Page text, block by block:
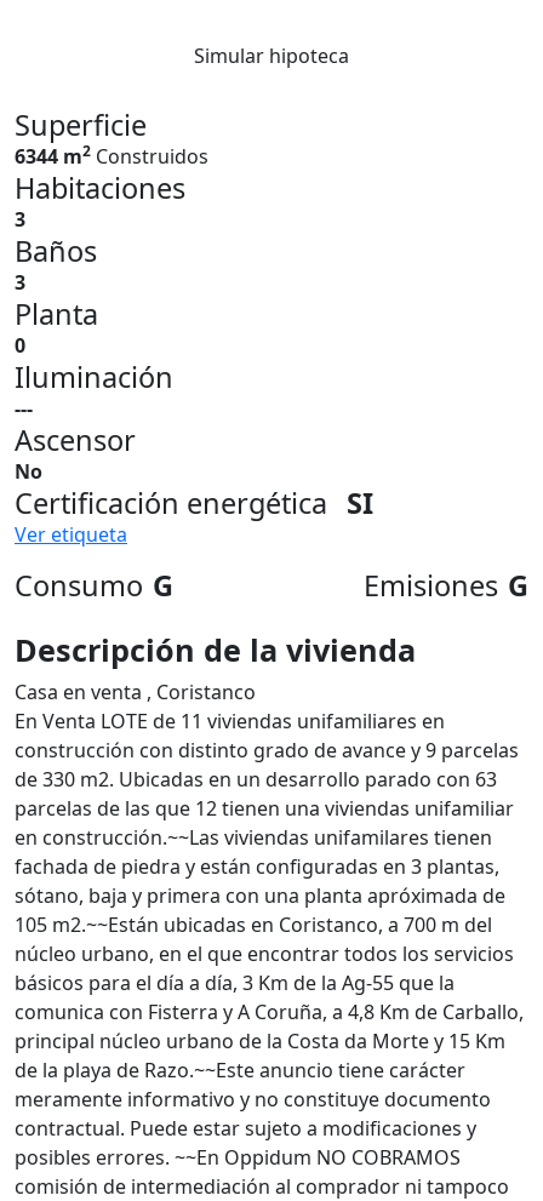
Simular hipoteca
Superficie
6344 m2 Construidos
Habitaciones
3
Baños
3
Planta
0
Iluminación
---
Ascensor
No
Certificación energética SI
Ver etiqueta
Consumo G Emisiones G
Descripción de la vivienda
Casa en venta , Coristanco
En Venta LOTE de 11 viviendas unifamiliares en
construcción con distinto grado de avance y 9 parcelas
de 330 m2. Ubicadas en un desarrollo parado con 63
parcelas de las que 12 tienen una viviendas unifamiliar
en construcción.~~Las viviendas unifamilares tienen
fachada de piedra y están configuradas en 3 plantas,
sótano, baja y primera con una planta apróximada de
105 m2.~~Están ubicadas en Coristanco, a 700 m del
núcleo urbano, en el que encontrar todos los servicios
básicos para el día a día, 3 Km de la Ag-55 que la
comunica con Fisterra y A Coruña, a 4,8 Km de Carballo,
principal núcleo urbano de la Costa da Morte y 15 Km
de la playa de Razo.~~Este anuncio tiene carácter
meramente informativo y no constituye documento
contractual. Puede estar sujeto a modificaciones y
posibles errores. ~~En Oppidum NO COBRAMOS
comisión de intermediación al comprador ni tampoco